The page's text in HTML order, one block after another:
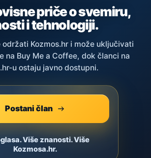
priče o svemiru,
i tehnologiji.
Kozmos.hr i može uključivati
na Buy Me a Coffee, dok članci na
u ostaju javno dostupni.
Postani član
Više znanosti. Više
Kozmosa.hr.